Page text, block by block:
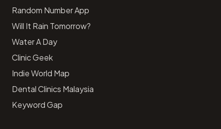
Random Number App
Will It Rain Tomorrow?
Water A Day
Clinic Geek
Indie World Map
Dental Clinics Malaysia
Keyword Gap